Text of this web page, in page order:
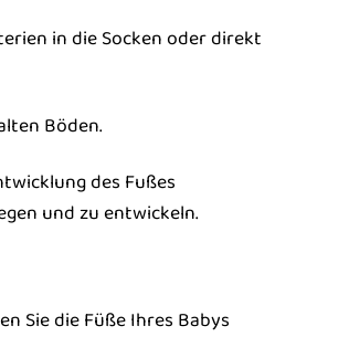
in die Socken oder direkt
Böden.
des Fußes
und zu entwickeln.
Sie die Füße Ihres Babys